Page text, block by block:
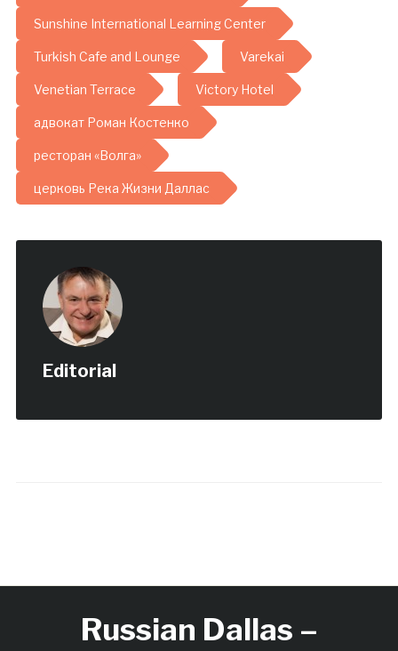
Sunshine International Learning Center
Turkish Cafe and Lounge Varekai
Venetian Terrace Victory Hotel
адвокат Роман Костенко
ресторан «Волга»
церковь Река Жизни Даллас
Editorial
Russian Dallas –